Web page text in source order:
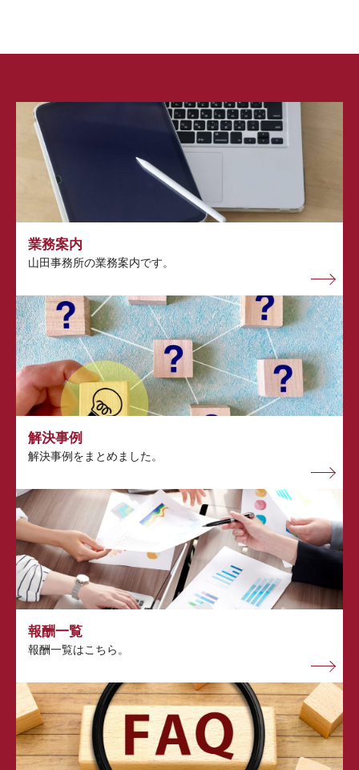
業務案内
山田事務所の業務案内です。
解決事例
解決事例をまとめました。
報酬一覧
報酬一覧はこちら。